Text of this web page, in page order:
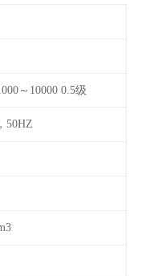
～10000 0.5级
50HZ